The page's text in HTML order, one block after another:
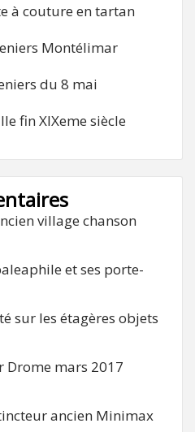
à couture en tartan
Montélimar
du 8 mai
fin XIXeme siècle
village chanson
et ses porte-
sur les étagères objets
Drome mars 2017
ancien Minimax